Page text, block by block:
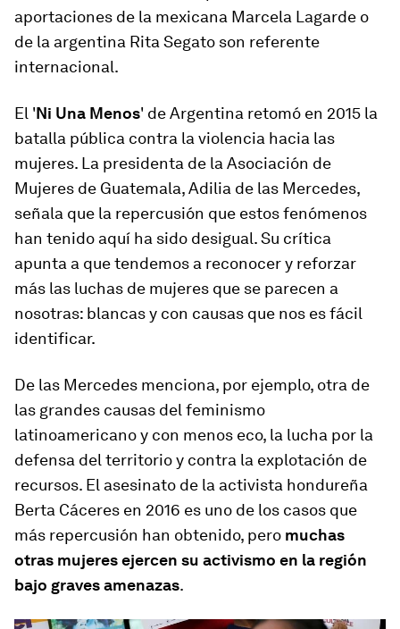
aportaciones de la mexicana Marcela Lagarde o
de la argentina Rita Segato son referente
internacional.
El 'Ni Una Menos' de Argentina retomó en 2015 la
batalla pública contra la violencia hacia las
mujeres. La presidenta de la Asociación de
Mujeres de Guatemala, Adilia de las Mercedes,
señala que la repercusión que estos fenómenos
han tenido aquí ha sido desigual. Su crítica
apunta a que tendemos a reconocer y reforzar
más las luchas de mujeres que se parecen a
nosotras: blancas y con causas que nos es fácil
identificar.
De las Mercedes menciona, por ejemplo, otra de
las grandes causas del feminismo
latinoamericano y con menos eco, la lucha por la
defensa del territorio y contra la explotación de
recursos. El asesinato de la activista hondureña
Berta Cáceres en 2016 es uno de los casos que
más repercusión han obtenido, pero muchas
otras mujeres ejercen su activismo en la región
bajo graves amenazas.